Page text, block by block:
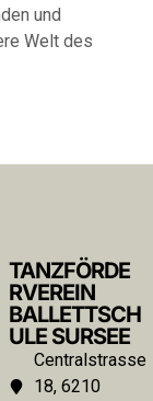
und
Welt des
TANZFÖRDE
RVEREIN
BALLETTSCH
ULE SURSEE
Centralstrasse
18, 6210